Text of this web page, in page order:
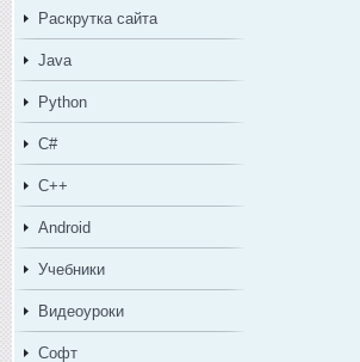
Раскрутка сайта
Java
Python
C#
C++
Android
Учебники
Видеоуроки
Софт